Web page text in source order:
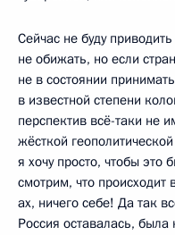
Сейчас не буду
не обижать, но если
не в состоянии
в известной степени
перспектив всё-таки не
жёсткой
я хочу просто, чтобы это
смотрим, что происходит
ах, ничего себе! Да так
Россия оставалась,